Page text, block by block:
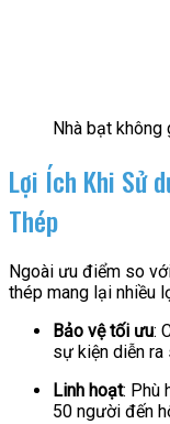
Nhà bạt không
Lợi Ích Khi Sử
Thép
Ngoài ưu điểm so
thép mang lại nhiều
Bảo vệ tối ưu:
sự kiện diễn ra
Linh hoạt: Phù
50 người đến